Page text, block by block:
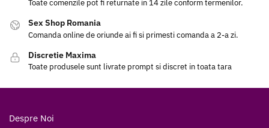
Toate comenzile pot fi returnate in 14 zile conform termenilor.
Sex Shop Romania
Comanda online de oriunde ai fi si primesti comanda a 2-a zi.
Discretie Maxima
Toate produsele sunt livrate prompt si discret in toata tara
Despre Noi